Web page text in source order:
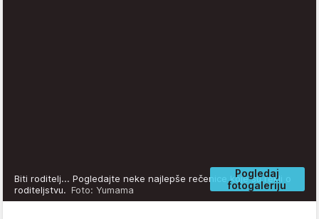
Pogledaj
fotogaleriju
Biti roditelj... Pogledajte neke najlepše rečenice koje su rekli o
roditeljstvu. Foto: Yumama